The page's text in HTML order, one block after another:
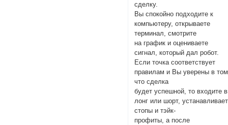
сделку.
Вы спокойно подходите к
компьютеру, открываете
терминал, смотрите
на график и оцениваете
сигнал, который дал робот.
Если точка соответствует
правилам и Вы уверены в
что сделка
будет успешной, то входите в
лонг или шорт,
стопы и тэйк-
профиты, а после